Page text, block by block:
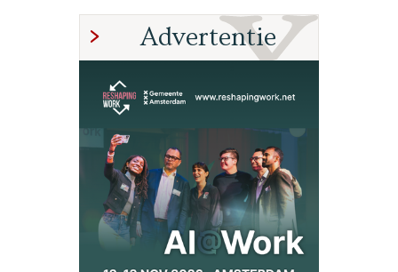
Advertentie